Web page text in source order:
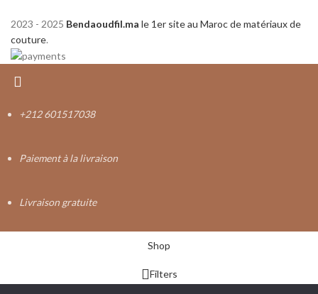
2023 - 2025 Bendaoudfil.ma le 1er site au Maroc de matériaux de
couture.
+212 601517038
Paiement à la livraison
Livraison gratuite
Shop
Filters